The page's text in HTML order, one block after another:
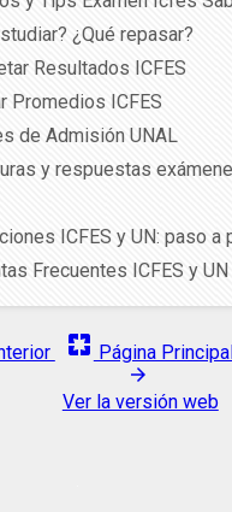
¿Qué repasar?
Resultados ICFES
Promedios ICFES
de Admisión UNAL
y respuestas
ICFES y UN: paso a
Frecuentes ICFES y UN
pages Página Principal
arrow_forward
Ver la versión web